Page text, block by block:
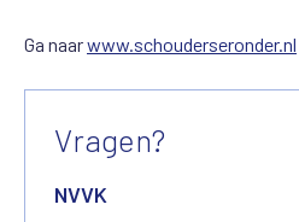
Ga naarwww.schouderseronder.nl
Vragen?
NVVK